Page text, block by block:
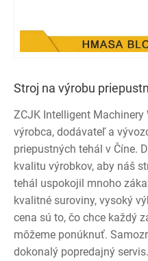
Stroj na výrobu
ZCJK Intelligent Machinery
výrobca, dodávateľ a
priepustných tehál v Číne.
kvalitu výrobkov, aby náš
tehál uspokojil mnoho
kvalitné suroviny, vysoký
cena sú to, čo chce každý
môžeme ponúknuť.
dokonalý popredajný